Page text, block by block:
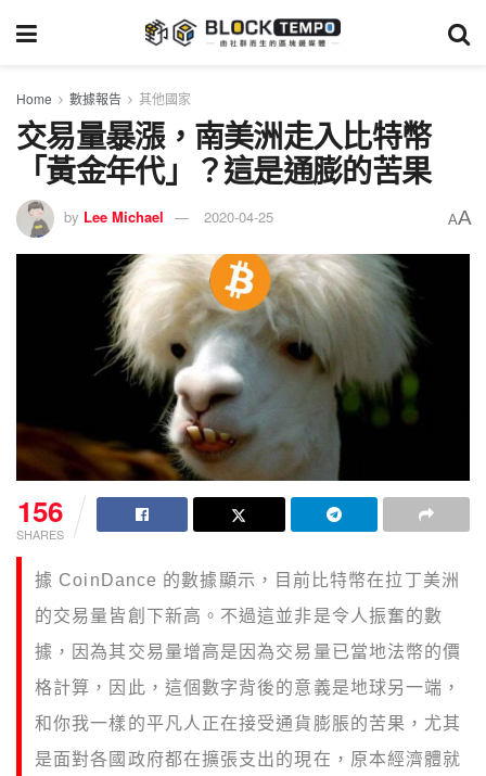
Home 數據報告 其他國家
交易量暴漲，南美洲走入比特幣
「黃金年代」？這是通膨的苦果
by Lee Michael 2020-04-25 AA
156
SHARES
據 CoinDance 的數據顯示，目前比特幣在拉丁美洲
的交易量皆創下新高。不過這並非是令人振奮的數
據，因為其交易量增高是因為交易量已當地法幣的價
格計算，因此，這個數字背後的意義是地球另一端，
和你我一樣的平凡人正在接受通貨膨脹的苦果，尤其
是面對各國政府都在擴張支出的現在，原本經濟體就